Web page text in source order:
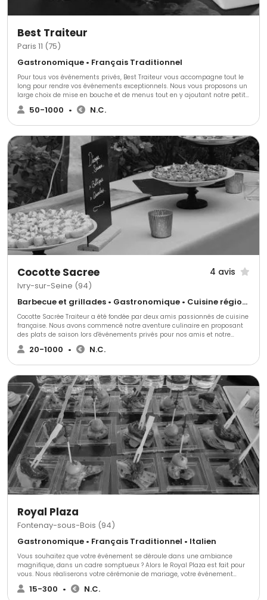
Best Traiteur
Paris 11 (75)
Gastronomique • Français Traditionnel
Pour tous vos événements privés, Best Traiteur vous accompagne tout le
long pour rendre vos événements exceptionnels. Nous vous proposons un
large choix de mise en bouche et de menus tout en y ajoutant notre petite
touche d'authenticité.
50-1000 • N.C.
Cocotte Sacree 4 avis
Ivry-sur-Seine (94)
Barbecue et grillades • Gastronomique • Cuisine régionale
Cocotte Sacrée Traiteur a été fondée par deux amis passionnés de cuisine
française. Nous avons commencé notre aventure culinaire en proposant
des plats de saison lors d'événements privés pour nos amis et notre
famille. Forts de l'enthousiasme de nos convives, nous avons décidé de
créer notre entreprise de traiteur événementiel.
20-1000 • N.C.
Royal Plaza
Fontenay-sous-Bois (94)
Gastronomique • Français Traditionnel • Italien
Vous souhaitez que votre événement se déroule dans une ambiance
magnifique, dans un cadre somptueux ? Alors le Royal Plaza est fait pour
vous. Nous réaliserons votre cérémonie de mariage, votre événement
d'entreprise, formidable et mémorable, dont tous vos convives se
souviendront pendant de nombreuses années.
15-300 • N.C.